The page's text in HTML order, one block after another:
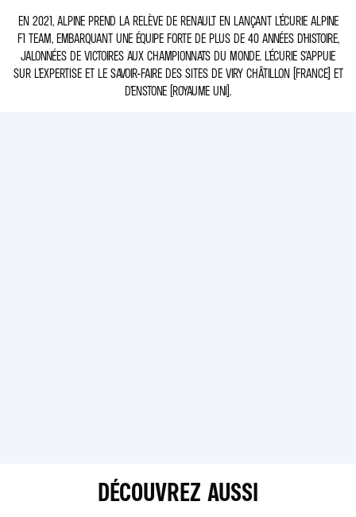
EN 2021, ALPINE PREND LA RELÈVE DE RENAULT EN LANÇANT L’ÉCURIE ALPINE
F1 TEAM, EMBARQUANT UNE ÉQUIPE FORTE DE PLUS DE 40 ANNÉES D’HISTOIRE,
JALONNÉES DE VICTOIRES AUX CHAMPIONNATS DU MONDE. L’ÉCURIE S’APPUIE
SUR L’EXPERTISE ET LE SAVOIR-FAIRE DES SITES DE VIRY CHÂTILLON (FRANCE) ET
D’ENSTONE (ROYAUME UNI).
DÉCOUVREZ AUSSI